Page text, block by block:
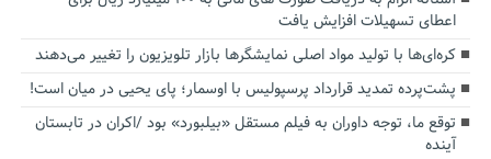
اعطای تسهیلات افزایش یافت
کره‌ای‌ها با تولید مواد اصلی نمایشگرها بازار تلویزیون را تغییر می‌دهند
پشت‌پرده تمدید قرارداد پرسپولیس با اوسمار؛ پای یحیی در میان است!
توقع ما، توجه داوران به فیلم مستقل «بیلبورد» بود /اکران در تابستان
آینده